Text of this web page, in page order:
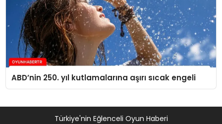
ABD’nin 250. yıl kutlamalarına aşırı sıcak engeli
Türkiye'nin Eğlenceli Oyun Haberi